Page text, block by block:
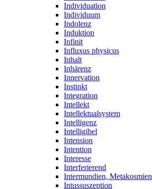
Individuation
Individuum
Indolenz
Induktion
Infinit
Influxus physicus
Inhalt
Inhärenz
Innervation
Instinkt
Integration
Intellekt
Intellektualsystem
Intelligenz
Intelligibel
Intension
Intention
Interesse
Interferierend
Intermundien, Metakosmien
Intussuszeption